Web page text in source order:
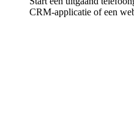
CRM-applicatie of een